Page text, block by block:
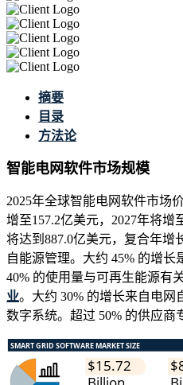
摘要
目录
方法论
智能电网软件市场规模
2025年全球智能电网软件市场
增至157.2亿美元，2027年将增
将达到887.0亿美元，复合年增
自能源管理。大约 45% 的增
40% 的使用量与可再生能源有
业。大约 30% 的增长来自电网
数字系统。超过 50% 的供应商